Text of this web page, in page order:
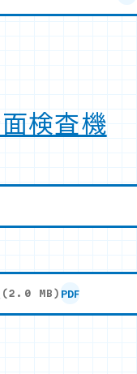
検査機
(2.0 MB) PDF